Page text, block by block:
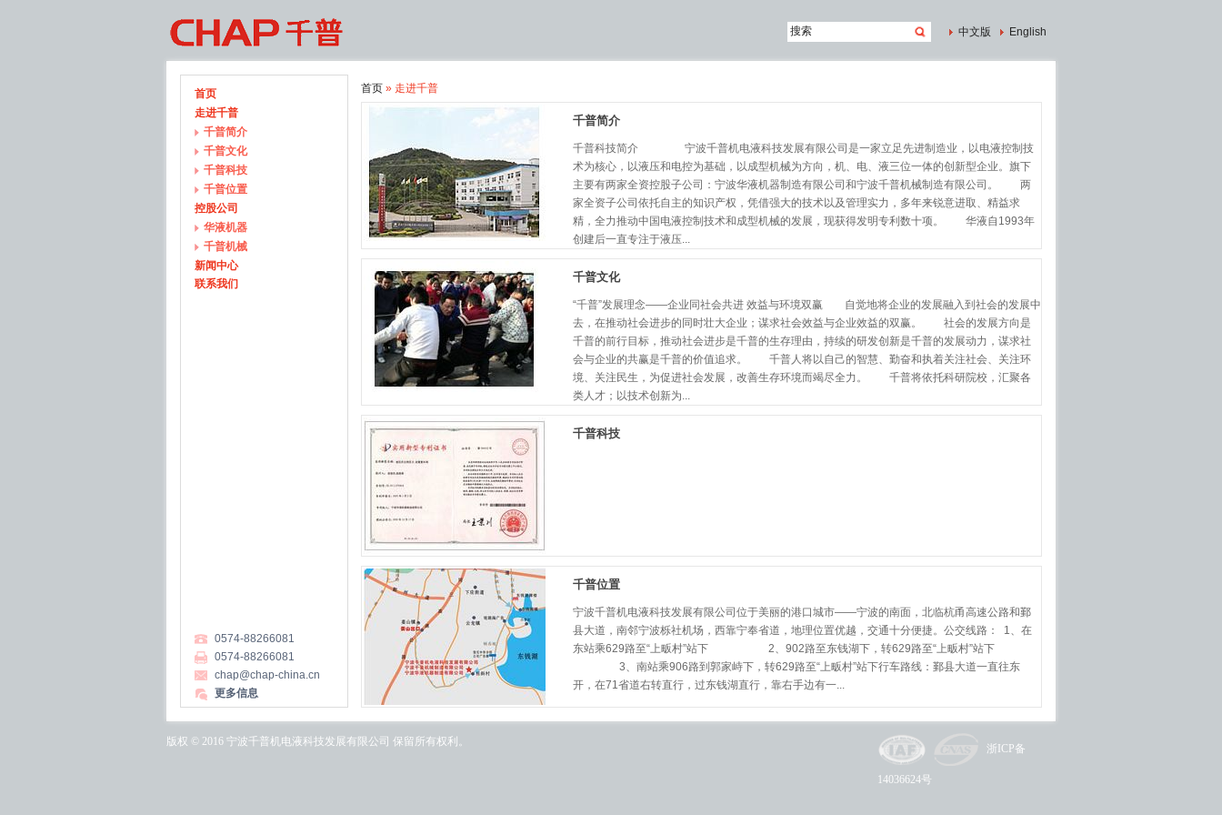
中文版 English
首页
走进千普
千普简介
千普文化
千普科技
千普位置
控股公司
华液机器
千普机械
新闻中心
联系我们
0574-88266081
0574-88266081
chap@chap-china.cn
更多信息
首页 » 走进千普
千普简介
千普科技简介 宁波千普机电液科技发展有限公司是一家立足先进制造业，以电液控制技
术为核心，以液压和电控为基础，以成型机械为方向，机、电、液三位一体的创新型企业。旗下
主要有两家全资控股子公司：宁波华液机器制造有限公司和宁波千普机械制造有限公司。 两
家全资子公司依托自主的知识产权，凭借强大的技术以及管理实力，多年来锐意进取、精益求
精，全力推动中国电液控制技术和成型机械的发展，现获得发明专利数十项。 华液自1993年
创建后一直专注于液压...
千普文化
“千普”发展理念——企业同社会共进 效益与环境双赢 自觉地将企业的发展融入到社会的发展中
去，在推动社会进步的同时壮大企业；谋求社会效益与企业效益的双赢。 社会的发展方向是
千普的前行目标，推动社会进步是千普的生存理由，持续的研发创新是千普的发展动力，谋求社
会与企业的共赢是千普的价值追求。 千普人将以自己的智慧、勤奋和执着关注社会、关注环
境、关注民生，为促进社会发展，改善生存环境而竭尽全力。 千普将依托科研院校，汇聚各
类人才；以技术创新为...
千普科技
千普位置
宁波千普机电液科技发展有限公司位于美丽的港口城市——宁波的南面，北临杭甬高速公路和鄞
县大道，南邻宁波栎社机场，西靠宁奉省道，地理位置优越，交通十分便捷。公交线路： 1、在
东站乘629路至“上畈村”站下 2、902路至东钱湖下，转629路至“上畈村”站下
3、南站乘906路到郭家峙下，转629路至“上畈村”站下行车路线：鄞县大道一直往东
开，在71省道右转直行，过东钱湖直行，靠右手边有一...
版权 © 2016 宁波千普机电液科技发展有限公司 保留所有权利。
浙ICP备
14036624号